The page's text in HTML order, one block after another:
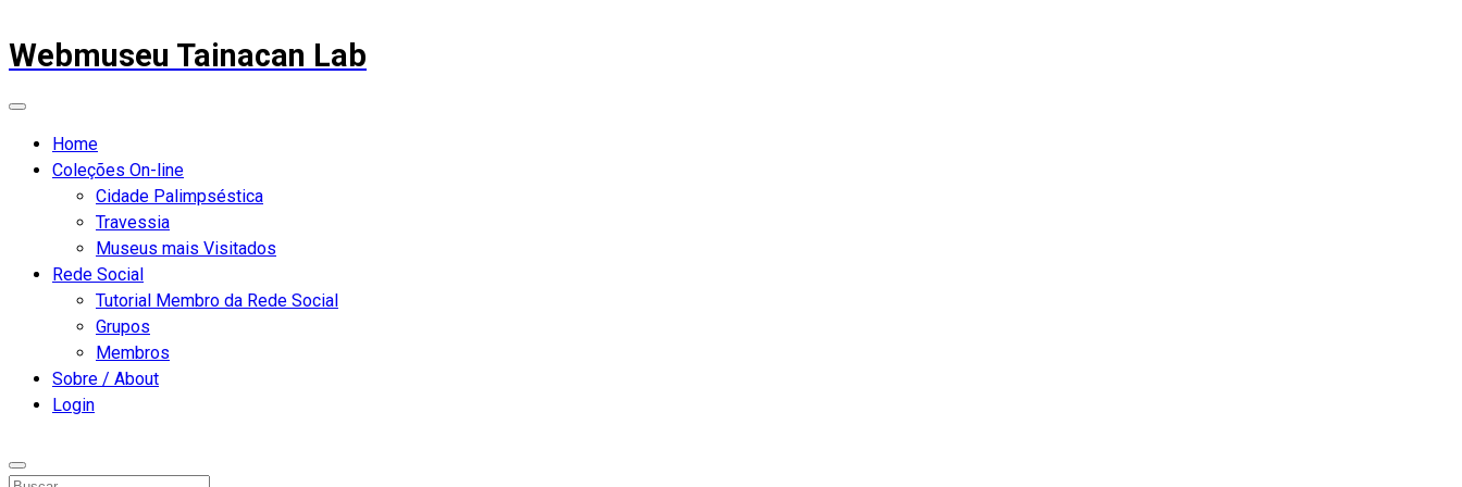
Webmuseu Tainacan Lab
Home
Coleções On-line
Cidade Palimpséstica
Travessia
Museus mais Visitados
Rede Social
Tutorial Membro da Rede Social
Grupos
Membros
Sobre / About
Login